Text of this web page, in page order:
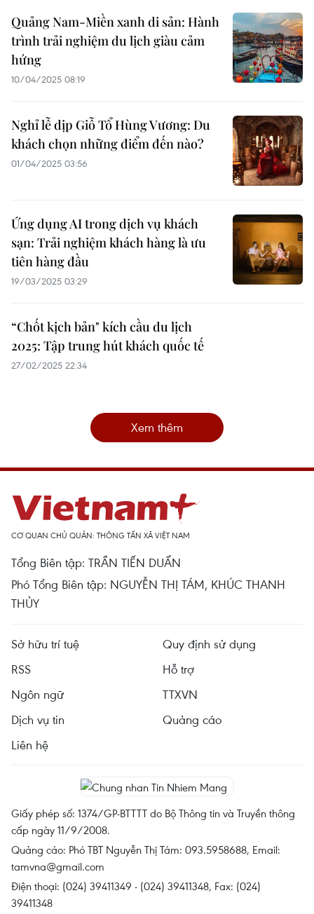
Quảng Nam-Miền xanh di sản: Hành
trình trải nghiệm du lịch giàu cảm
hứng
10/04/2025 08:19
Nghỉ lễ dịp Giỗ Tổ Hùng Vương: Du
khách chọn những điểm đến nào?
01/04/2025 03:56
Ứng dụng AI trong dịch vụ khách
sạn: Trải nghiệm khách hàng là ưu
tiên hàng đầu
19/03/2025 03:29
“Chốt kịch bản" kích cầu du lịch
2025: Tập trung hút khách quốc tế
27/02/2025 22:34
Xem thêm
CƠ QUAN CHỦ QUẢN: THÔNG TẤN XÃ VIỆT NAM
Tổng Biên tập: TRẦN TIẾN DUẨN
Phó Tổng Biên tập: NGUYỄN THỊ TÁM, KHÚC THANH
THỦY
Sở hữu trí tuệ
Quy định sử dụng
RSS
Hỗ trợ
Ngôn ngữ
TTXVN
Dịch vụ tin
Quảng cáo
Liên hệ
Giấy phép số: 1374/GP-BTTTT do Bộ Thông tin và Truyền thông
cấp ngày 11/9/2008.
Quảng cáo: Phó TBT Nguyễn Thị Tám: 093.5958688, Email:
tamvna@gmail.com
Điện thoại: (024) 39411349 - (024) 39411348, Fax: (024)
39411348